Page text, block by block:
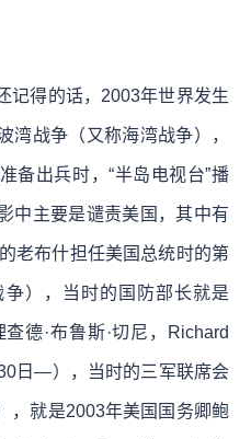
记得的话，2003年世界发生
湾战争（又称海湾战争），
备出兵时，“半岛电视台”播
中主要是谴责美国，其中有
老布什担任美国总统时的第
），当时的国防部长就是
德·布鲁斯·切尼，Richard
日—），当时的三军联席会
，就是2003年美国国务卿鲍